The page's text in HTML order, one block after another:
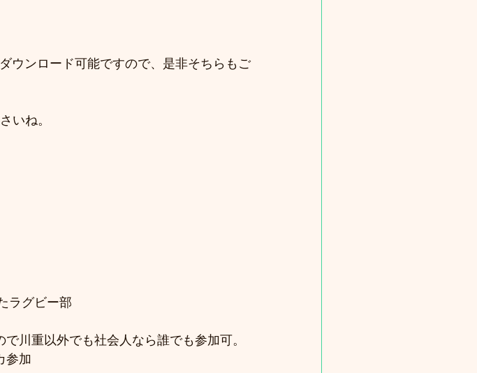
ウンロード可能ですので、是非そちらもご
いね。
ラグビー部
で川重以外でも社会人なら誰でも参加可。
参加